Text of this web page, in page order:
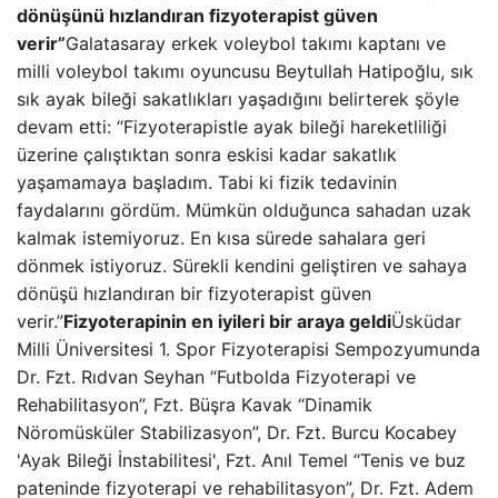
dönüşünü hızlandıran fizyoterapist güven
verir”Galatasaray erkek voleybol takımı kaptanı ve
milli voleybol takımı oyuncusu Beytullah Hatipoğlu, sık
sık ayak bileği sakatlıkları yaşadığını belirterek şöyle
devam etti: “Fizyoterapistle ayak bileği hareketliliği
üzerine çalıştıktan sonra eskisi kadar sakatlık
yaşamamaya başladım. Tabi ki fizik tedavinin
faydalarını gördüm. Mümkün olduğunca sahadan uzak
kalmak istemiyoruz. En kısa sürede sahalara geri
dönmek istiyoruz. Sürekli kendini geliştiren ve sahaya
dönüşü hızlandıran bir fizyoterapist güven
verir.”Fizyoterapinin en iyileri bir araya geldiÜsküdar
Milli Üniversitesi 1. Spor Fizyoterapisi Sempozyumunda
Dr. Fzt. Rıdvan Seyhan “Futbolda Fizyoterapi ve
Rehabilitasyon”, Fzt. Büşra Kavak “Dinamik
Nöromüsküler Stabilizasyon”, Dr. Fzt. Burcu Kocabey
'Ayak Bileği İnstabilitesi', Fzt. Anıl Temel “Tenis ve buz
pateninde fizyoterapi ve rehabilitasyon”, Dr. Fzt. Adem